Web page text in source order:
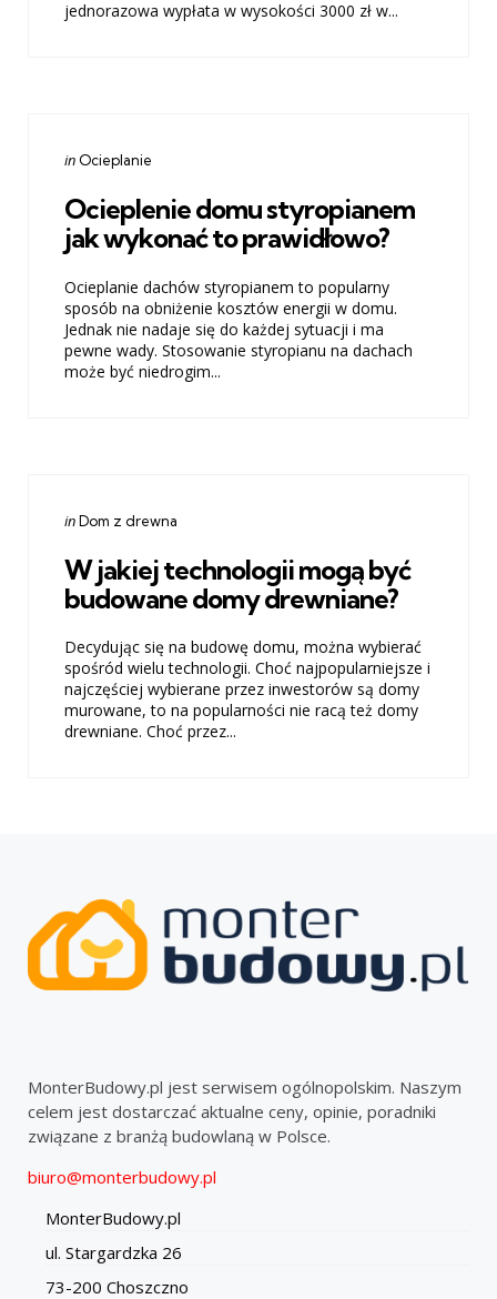
jednorazowa wypłata w wysokości 3000 zł w...
Categories
Posted
in Ocieplanie
Ocieplenie domu styropianem
jak wykonać to prawidłowo?
Ocieplanie dachów styropianem to popularny
sposób na obniżenie kosztów energii w domu.
Jednak nie nadaje się do każdej sytuacji i ma
pewne wady. Stosowanie styropianu na dachach
może być niedrogim...
Categories
Posted
inDom z drewna
W jakiej technologii mogą być
budowane domy drewniane?
Decydując się na budowę domu, można wybierać
spośród wielu technologii. Choć najpopularniejsze i
najczęściej wybierane przez inwestorów są domy
murowane, to na popularności nie racą też domy
drewniane. Choć przez...
MonterBudowy.pl jest serwisem ogólnopolskim. Naszym
celem jest dostarczać aktualne ceny, opinie, poradniki
związane z branżą budowlaną w Polsce.
biuro@monterbudowy.pl
MonterBudowy.pl
ul. Stargardzka 26
73-200 Choszczno